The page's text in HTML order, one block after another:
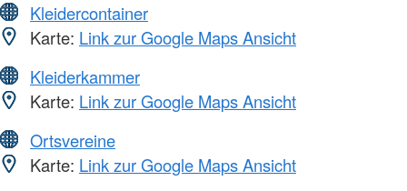
Kleidercontainer
Karte: Link zur Google Maps Ansicht
Kleiderkammer
Karte: Link zur Google Maps Ansicht
Ortsvereine
Karte: Link zur Google Maps Ansicht